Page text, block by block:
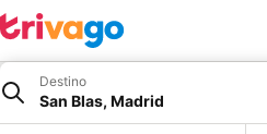
Destino
San Blas, Madrid